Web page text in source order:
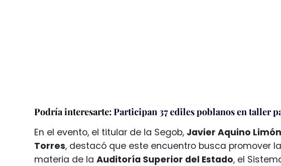
Podría interesarte: Participan 37 ediles poblanos en taller
En el evento, el titular de la Segob, Javier Aquino Limón
Torres, destacó que este encuentro busca promover
materia de la Auditoría Superior del Estado, el